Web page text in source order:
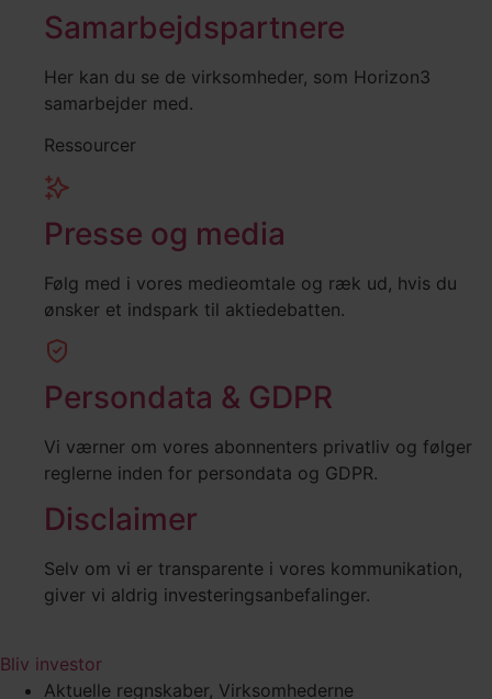
Samarbejdspartnere
Her kan du se de virksomheder, som Horizon3
samarbejder med.
Ressourcer
Presse og media
Følg med i vores medieomtale og ræk ud, hvis du
ønsker et indspark til aktiedebatten.
Persondata & GDPR
Vi værner om vores abonnenters privatliv og følger
reglerne inden for persondata og GDPR.
Disclaimer
Selv om vi er transparente i vores kommunikation,
giver vi aldrig investeringsanbefalinger.
Bliv investor
Aktuelle regnskaber, Virksomhederne